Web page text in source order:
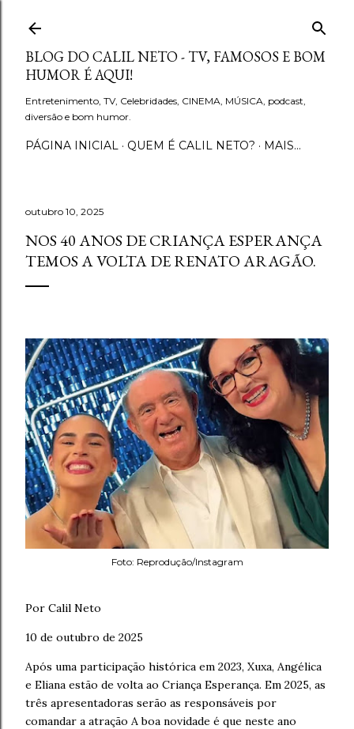
Pular para o conteúdo principal
BLOG DO CALIL NETO - TV, FAMOSOS E BOM
HUMOR É AQUI!
Entretenimento, TV, Celebridades, CINEMA, MÚSICA, podcast,
diversão e bom humor.
PÁGINA INICIAL QUEM É CALIL NETO? MAIS…
outubro 10, 2025
NOS 40 ANOS DE CRIANÇA ESPERANÇA
TEMOS A VOLTA DE RENATO ARAGÃO.
Foto: Reprodução/Instagram
Por Calil Neto
10 de outubro de 2025
Após uma participação histórica em 2023, Xuxa, Angélica
e Eliana estão de volta ao Criança Esperança. Em 2025, as
três apresentadoras serão as responsáveis por
comandar a atração A boa novidade é que neste ano